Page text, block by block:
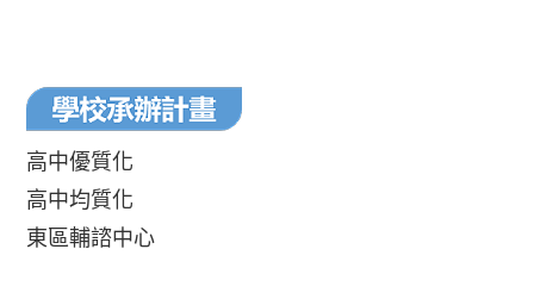
高中優質化
高中均質化
東區輔諮中心